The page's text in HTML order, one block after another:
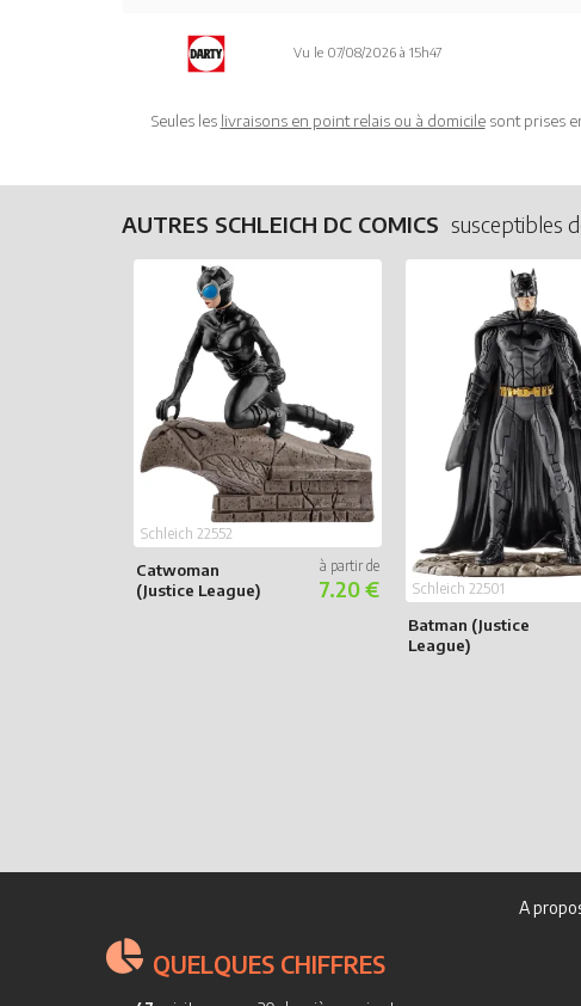
Vu le 07/08/2026 à 15h47
Seules les livraisons en point relais ou à domicilesont prises
AUTRES SCHLEICH DC COMICS susceptibles
Catwoman
(Justice League)
Schleich 22552
7.20 €
Batman (Justice
League)
Schleich 22501
A
QUELQUES CHIFFRES